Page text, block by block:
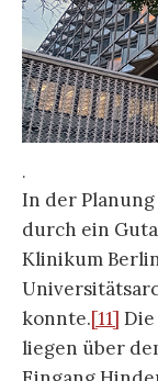
.
In der
durch ein
Klinikum
konnte.[11] Die
liegen über